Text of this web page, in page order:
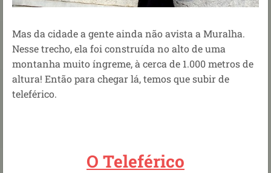
Mas da cidade a gente ainda não avista a Muralha.
Nesse trecho, ela foi construída no alto de uma
montanha muito íngreme, à cerca de 1.000 metros de
altura! Então para chegar lá, temos que subir de
teleférico.
O Teleférico